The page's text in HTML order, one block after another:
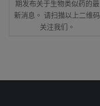
期发布关于生物类似药的最
新消息。 请扫描以上二维码
关注我们。